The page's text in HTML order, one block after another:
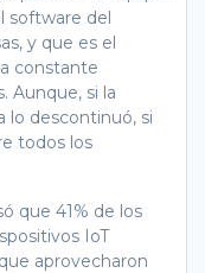
software del
y que es el
constante
Aunque, si la
lo descontinuó, si
todos los
que 41% de los
IoT
aprovecharon